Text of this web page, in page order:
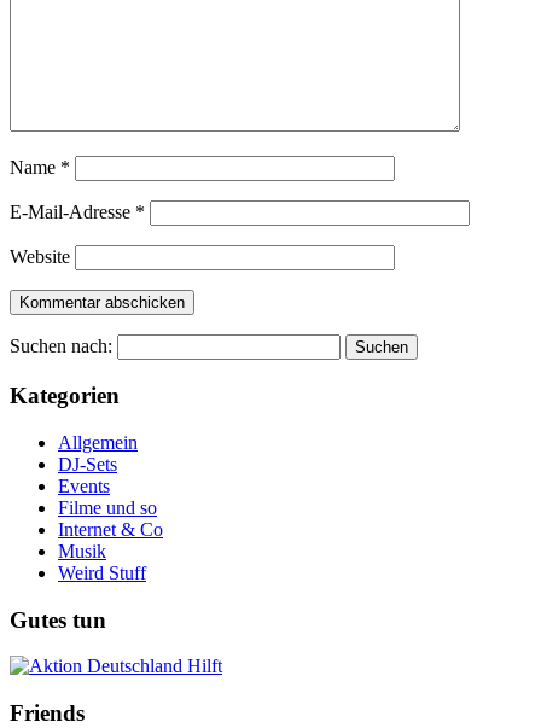
Name *
E-Mail-Adresse *
Website
Suchen nach:
Kategorien
Allgemein
DJ-Sets
Events
Filme und so
Internet & Co
Musik
Weird Stuff
Gutes tun
Friends